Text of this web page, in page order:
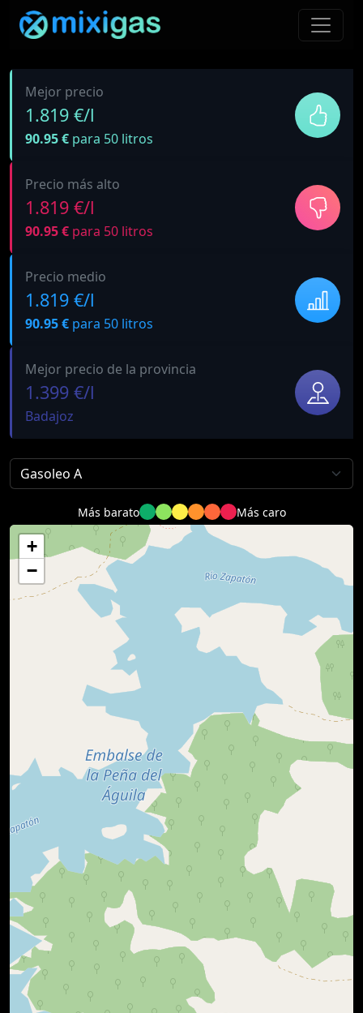
Mejor precio
1.819 €/l
90.95 € para 50 litros
Precio más alto
1.819 €/l
90.95 € para 50 litros
Precio medio
1.819 €/l
90.95 € para 50 litros
Mejor precio de la provincia
1.399 €/l
Badajoz
Más barato Más caro
+
−